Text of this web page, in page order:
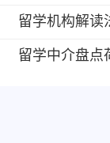
留学机构解读
留学中介盘点